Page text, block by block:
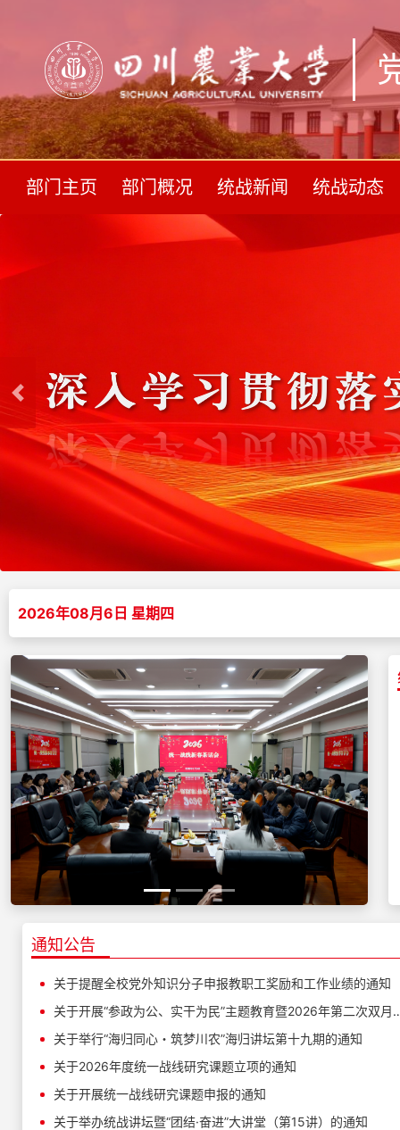
部门主页 部门概况 统战新闻 统战动态
2026年08月6日 星期四
通知公告
关于提醒全校党外知识分子申报教职工奖励和工作业绩的通知
关于开展“参政为公、实干为民
关于举行“海归同心・筑梦川农”海归讲坛第十九期的通知
关于2026年度统一战线研究课题立项的通知
关于开展统一战线研究课题申报的通知
关于举办统战讲坛暨“团结·奋进”大讲堂（第15讲）的通知